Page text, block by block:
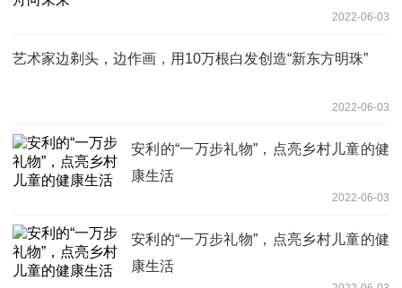
2022-06-03
艺术家边剃头，边作画，用10万根白发创造“新东方明珠”
2022-06-03
安利的“一万步礼物”，点亮乡村儿童的健
康生活
2022-06-03
安利的“一万步礼物”，点亮乡村儿童的健
康生活